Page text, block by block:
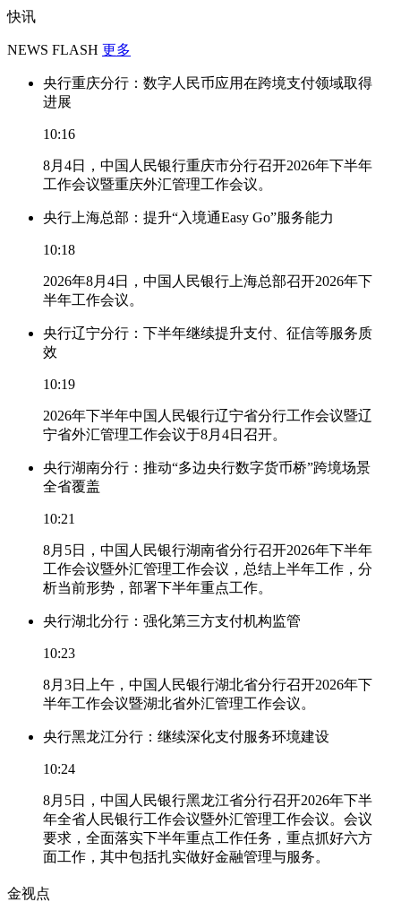
快讯
NEWS FLASH 更多
央行重庆分行：数字人民币应用在跨境支付领域取得
进展
10:16
8月4日，中国人民银行重庆市分行召开2026年下半年
工作会议暨重庆外汇管理工作会议。
央行上海总部：提升“入境通Easy Go”服务能力
10:18
2026年8月4日，中国人民银行上海总部召开2026年下
半年工作会议。
央行辽宁分行：下半年继续提升支付、征信等服务质
效
10:19
2026年下半年中国人民银行辽宁省分行工作会议暨辽
宁省外汇管理工作会议于8月4日召开。
央行湖南分行：推动“多边央行数字货币桥”跨境场景
全省覆盖
10:21
8月5日，中国人民银行湖南省分行召开2026年下半年
工作会议暨外汇管理工作会议，总结上半年工作，分
析当前形势，部署下半年重点工作。
央行湖北分行：强化第三方支付机构监管
10:23
8月3日上午，中国人民银行湖北省分行召开2026年下
半年工作会议暨湖北省外汇管理工作会议。
央行黑龙江分行：继续深化支付服务环境建设
10:24
8月5日，中国人民银行黑龙江省分行召开2026年下半
年全省人民银行工作会议暨外汇管理工作会议。会议
要求，全面落实下半年重点工作任务，重点抓好六方
面工作，其中包括扎实做好金融管理与服务。
金视点